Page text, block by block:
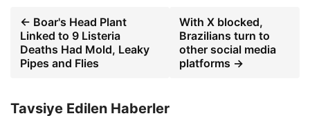
← Boar's Head Plant
Linked to 9 Listeria
Deaths Had Mold, Leaky
Pipes and Flies
With X blocked,
Brazilians turn to
other social media
platforms →
Tavsiye Edilen Haberler